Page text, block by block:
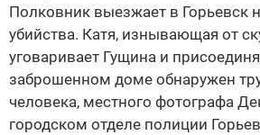
Полковник выезжает в Горьевск
убийства. Катя, изнывающая от
уговаривает Гущина и
заброшенном доме обнаружен
человека, местного фотографа
городском отделе полиции